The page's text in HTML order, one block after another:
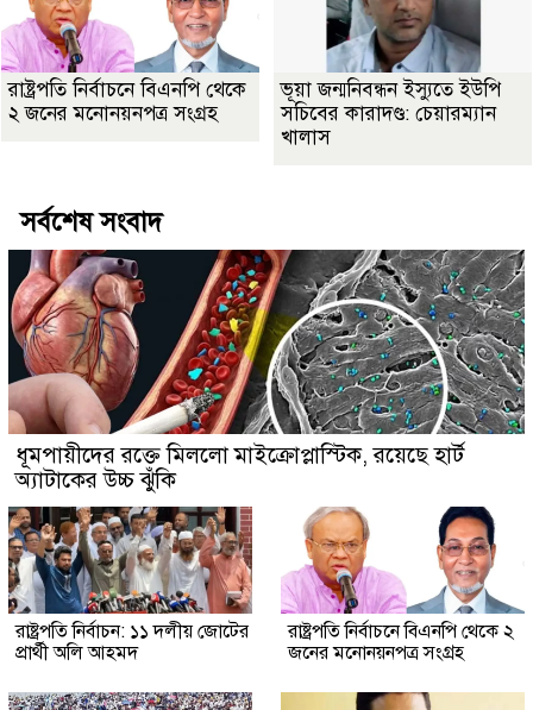
রাষ্ট্রপতি নির্বাচনে বিএনপি থেকে
২ জনের মনোনয়নপত্র সংগ্রহ
ভূয়া জন্মনিবন্ধন ইস্যুতে ইউপি
সচিবের কারাদণ্ড: চেয়ারম্যান
খালাস
সর্বশেষ সংবাদ
ধূমপায়ীদের রক্তে মিললো মাইক্রোপ্লাস্টিক, রয়েছে হার্ট
অ্যাটাকের উচ্চ ঝুঁকি
রাষ্ট্রপতি নির্বাচন: ১১ দলীয় জোটের
প্রার্থী অলি আহমদ
রাষ্ট্রপতি নির্বাচনে বিএনপি থেকে ২
জনের মনোনয়নপত্র সংগ্রহ